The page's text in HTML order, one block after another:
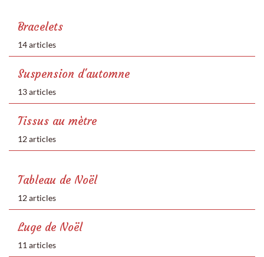
Bracelets
14 articles
Suspension d'automne
13 articles
Tissus au mètre
12 articles
Tableau de Noël
12 articles
Luge de Noël
11 articles